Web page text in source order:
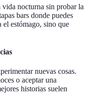
nocturna sin probar la
bars donde puedes
el estómago, sino que
nuevas cosas.
o aceptar una
historias suelen